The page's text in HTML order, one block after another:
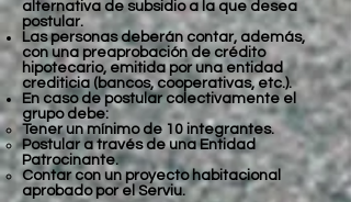
alternativa de subsidio a la que desea
postular.
Las personas deberán contar, además,
con una preaprobación de crédito
hipotecario, emitida por una entidad
crediticia (bancos, cooperativas, etc.).
En caso de postular colectivamente el
grupo debe:
Tener un mínimo de 10 integrantes.
Postular a través de una Entidad
Patrocinante.
Contar con un proyecto habitacional
aprobado por el Serviu.